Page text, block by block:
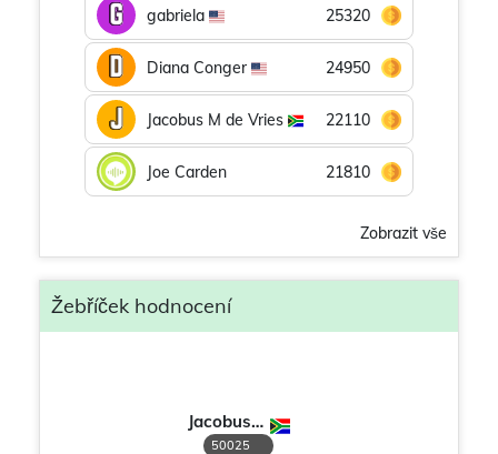
gabriela 25320
Diana Conger 24950
Jacobus M de Vries 22110
Joe Carden 21810
Zobrazit vše
Žebříček hodnocení
Jacobus M de Vries
50025